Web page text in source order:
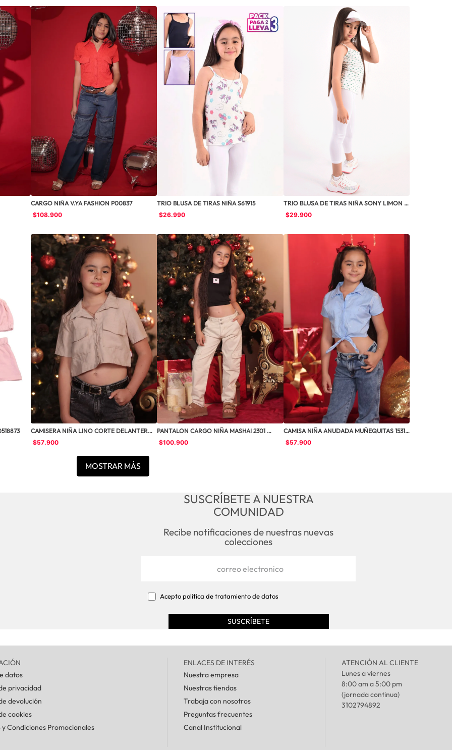
CARGO NIÑA V.YA FASHION P00837
$108.900
TRIO BLUSA DE TIRAS NIÑA S61915
$26.990
TRIO BLUSA DE TIRAS NIÑA SONY LIMON
$29.900
CAMISERA NIÑA LINO CORTE DELANTERO
$57.900
PANTALON CARGO NIÑA MASHAI 2301
$100.900
CAMISA NIÑA ANUDADA MUÑEQUITAS 15316
$57.900
MOSTRAR MÁS
SUSCRÍBETE A NUESTRA
COMUNIDAD
Recibe notificaciones de nuestras nuevas
colecciones
Acepto politica de tratamiento de datos
datos
privacidad
devolución
cookies
y Condiciones Promocionales
ENLACES DE INTERÉS
Nuestra empresa
Nuestras tiendas
Trabaja con nosotros
Preguntas frecuentes
Canal Institucional
ATENCIÓN AL CLIENTE
Lunes a viernes
8:00 am a 5:00 pm
(jornada continua)
3102794892